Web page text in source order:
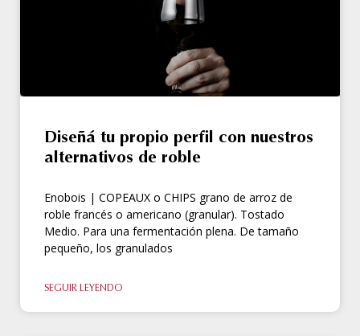
Diseñá tu propio perfil con nuestros
alternativos de roble
Enobois | COPEAUX o CHIPS grano de arroz de
roble francés o americano (granular). Tostado
Medio. Para una fermentación plena. De tamaño
pequeño, los granulados
SEGUIR LEYENDO